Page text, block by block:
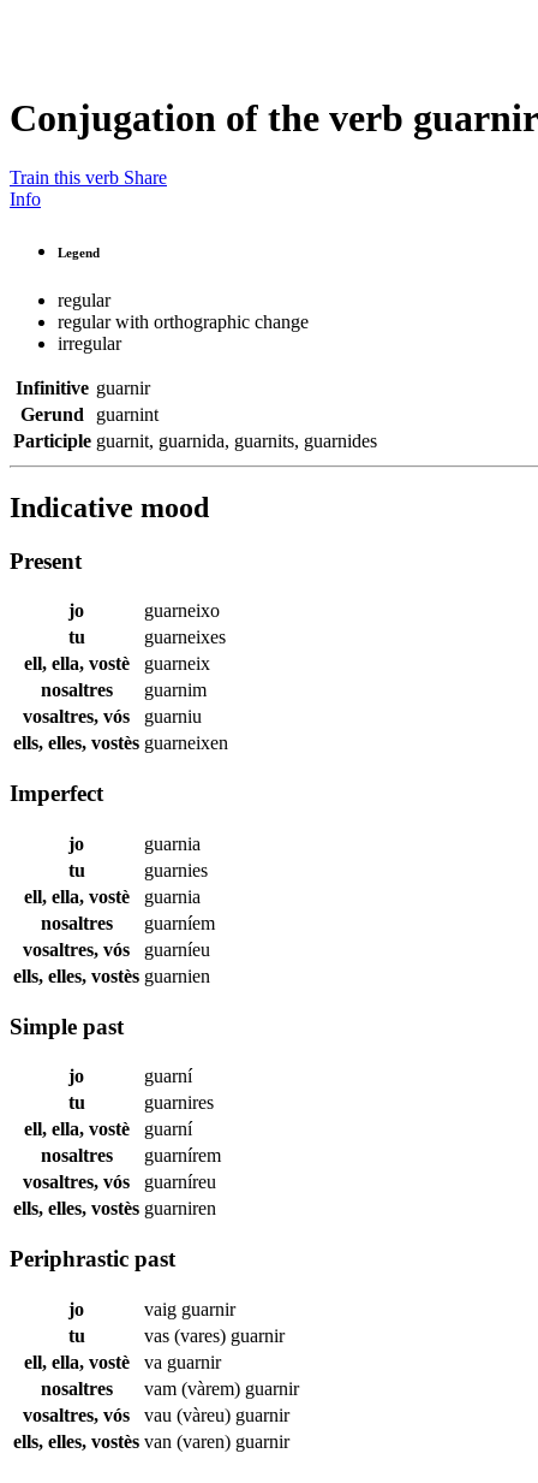
Conjugation of the verb guarnir
Train this verb Share
Info
Legend
regular
regular with orthographic change
irregular
Infinitive guarnir
Gerund
guarnint
Participle guarnit, guarnida, guarnits, guarnides
Indicative mood
Present
jo
guarneixo
tu
guarneixes
ell, ella, vostè
guarneix
nosaltres
guarnim
vosaltres, vós
guarniu
ells, elles, vostès guarneixen
Imperfect
jo
guarnia
tu
guarnies
ell, ella, vostè
guarnia
nosaltres
guarníem
vosaltres, vós
guarníeu
ells, elles, vostès guarnien
Simple past
jo
guarní
tu
guarnires
ell, ella, vostè
guarní
nosaltres
guarnírem
vosaltres, vós
guarníreu
ells, elles, vostès guarniren
Periphrastic past
jo vaig guarnir
tu
vas (vares) guarnir
ell, ella, vostè
va guarnir
nosaltres
vam (vàrem) guarnir
vosaltres, vós
vau (vàreu) guarnir
ells, elles, vostès van (varen) guarnir